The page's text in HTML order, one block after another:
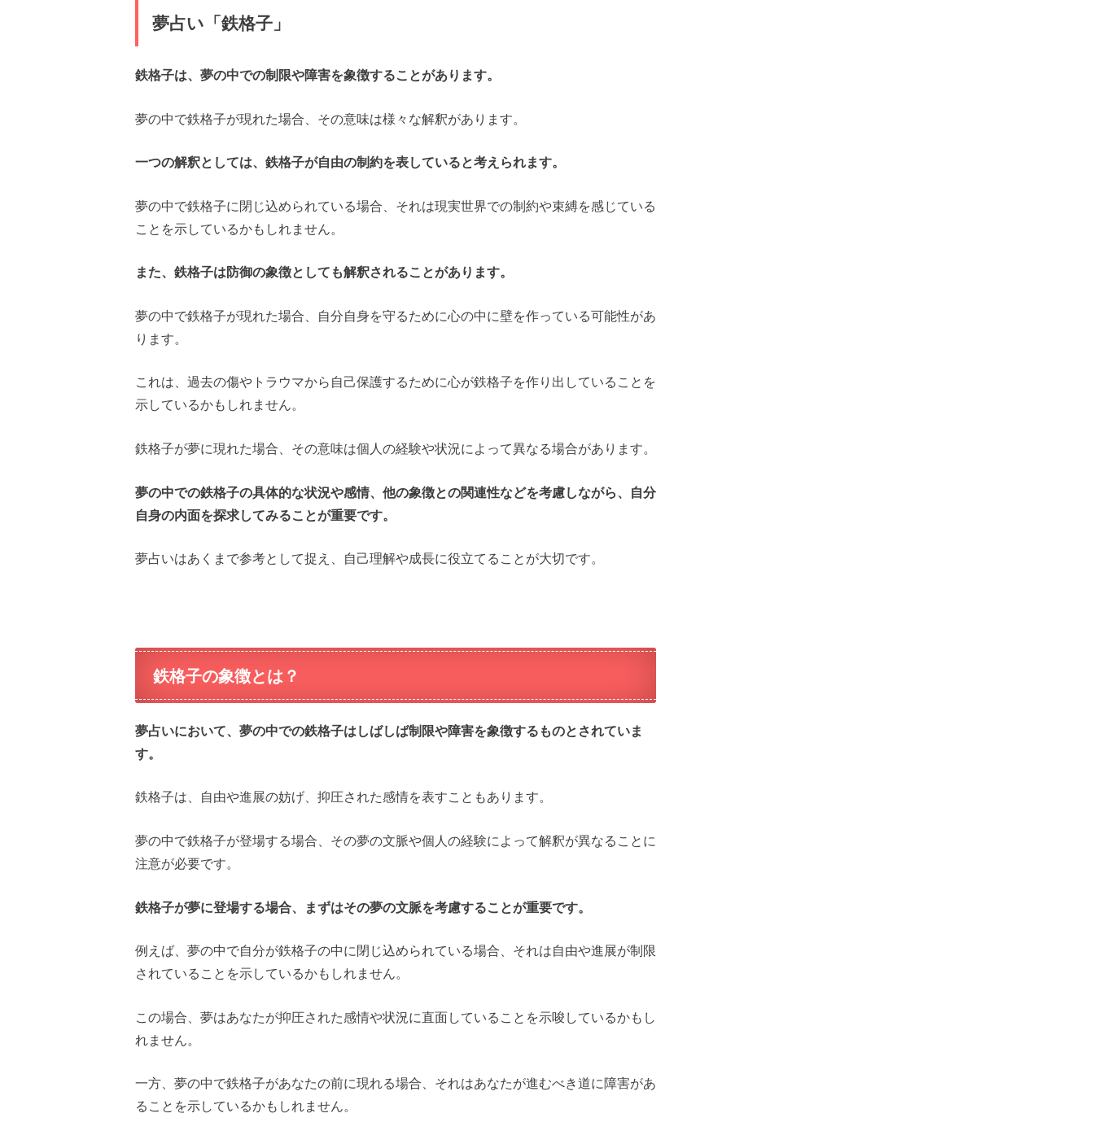
夢占い「鉄格子」
鉄格子は、夢の中での制限や障害を象徴することがあります。
夢の中で鉄格子が現れた場合、その意味は様々な解釈があります。
一つの解釈としては、鉄格子が自由の制約を表していると考えられます。
夢の中で鉄格子に閉じ込められている場合、それは現実世界での制約や束縛を感じている
ことを示しているかもしれません。
また、鉄格子は防御の象徴としても解釈されることがあります。
夢の中で鉄格子が現れた場合、自分自身を守るために心の中に壁を作っている可能性があ
ります。
これは、過去の傷やトラウマから自己保護するために心が鉄格子を作り出していることを
示しているかもしれません。
鉄格子が夢に現れた場合、その意味は個人の経験や状況によって異なる場合があります。
夢の中での鉄格子の具体的な状況や感情、他の象徴との関連性などを考慮しながら、自分
自身の内面を探求してみることが重要です。
夢占いはあくまで参考として捉え、自己理解や成長に役立てることが大切です。
鉄格子の象徴とは？
夢占いにおいて、夢の中での鉄格子はしばしば制限や障害を象徴するものとされていま
す。
鉄格子は、自由や進展の妨げ、抑圧された感情を表すこともあります。
夢の中で鉄格子が登場する場合、その夢の文脈や個人の経験によって解釈が異なることに
注意が必要です。
鉄格子が夢に登場する場合、まずはその夢の文脈を考慮することが重要です。
例えば、夢の中で自分が鉄格子の中に閉じ込められている場合、それは自由や進展が制限
されていることを示しているかもしれません。
この場合、夢はあなたが抑圧された感情や状況に直面していることを示唆しているかもし
れません。
一方、夢の中で鉄格子があなたの前に現れる場合、それはあなたが進むべき道に障害があ
ることを示しているかもしれません。